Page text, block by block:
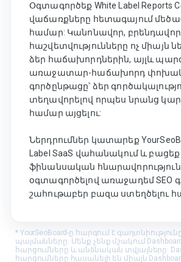
Օգտագործեք White Label Reports
վաճառքները հետագայում
համար: Կանոնավոր,
հաշվետվությունները ոչ միայն
ձեր հաճախորդներին, այլև
առաջատար-հաճախորդ
գործընթացը՝ ձեր
տեղավորելով որպես նրանց
համար այցելու:
Ներդրումներ կատարեք
Label SaaS վահանակում և բացեք
ֆինանսական
օգտագործելով առաջադեմ SEO
շահութաբեր բազա ստեղծելու
* YourSeoBoard-ը հարգում է
պայմանները: Մենք չենք մշակում
հարցումները և անձնական տվյալները:
հարցումները հասանելի են միայն